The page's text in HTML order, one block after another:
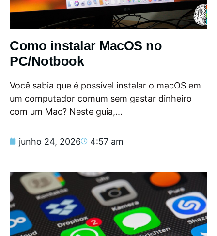
Como instalar MacOS no
PC/Notbook
Você sabia que é possível instalar o macOS em
um computador comum sem gastar dinheiro
com um Mac? Neste guia,...
junho 24, 2026 4:57 am